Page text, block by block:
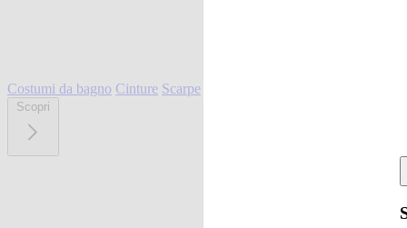
Costumi da bagno Cinture Scarpe
Scopri